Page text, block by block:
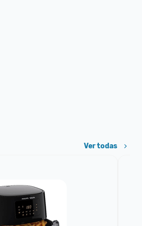
Ver todas